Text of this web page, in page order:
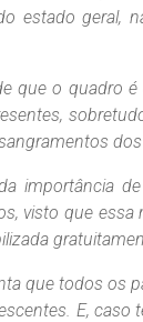
estado geral,
que o quadro
importância
visto que essa
que todos os
E, caso